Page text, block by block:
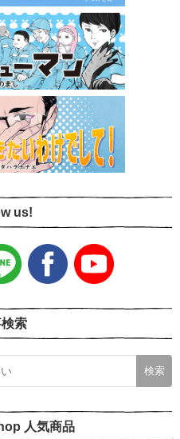
us!
索
人気商品